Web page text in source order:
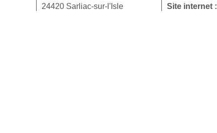
24420 Sarliac-sur-l'Isle
Site internet :